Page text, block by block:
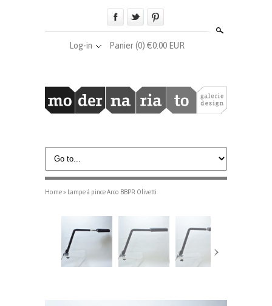
Log-in Panier(0) €0.00 EUR
Home» Lampe à pince Arco BBPR Olivetti
›